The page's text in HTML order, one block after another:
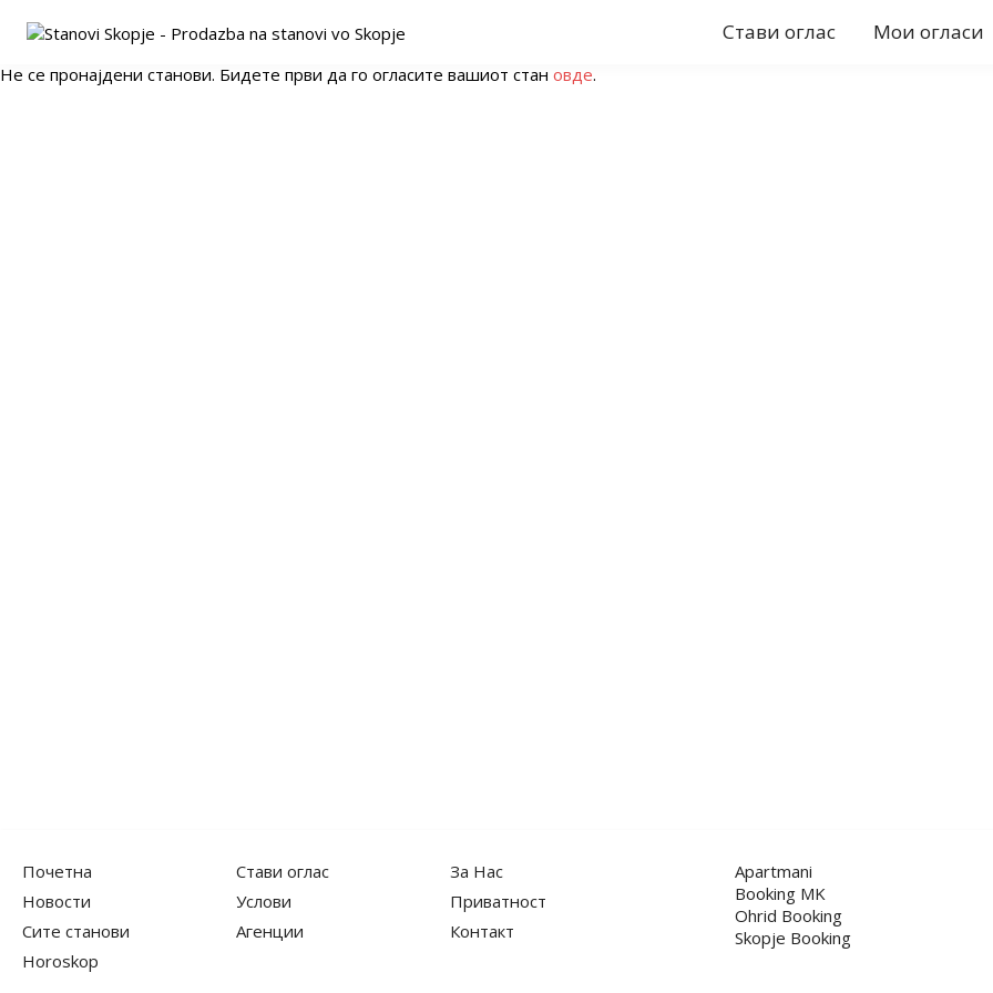
Стави оглас Мои огласи
Не се пронајдени станови. Бидете први да го огласите вашиот стан овде.
Почетна Стави оглас
За Нас
Новости
Услови
Приватност
Сите станови
Агенции
Контакт
Horoskop
Apartmani
Booking MK
Ohrid Booking
Skopje Booking